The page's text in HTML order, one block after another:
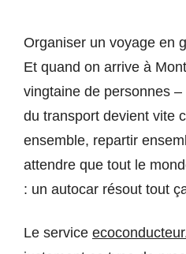
Organiser un voyage en
Et quand on arrive à
vingtaine de personnes
du transport devient vite
ensemble, repartir
attendre que tout le
: un autocar résout tout
Le service